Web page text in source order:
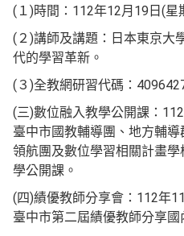
(１)時間：112年12月19日(星
(２)講師及講題：日本東京大
代的學習革新。
(３)全教網研習代碼：
(三)數位融入教學公開課：
臺中市國教輔導團、地方輔
領航團及數位學習相關計畫
學公開課。
(四)績優教師分享會：112年
臺中市第二屆績優教師分享